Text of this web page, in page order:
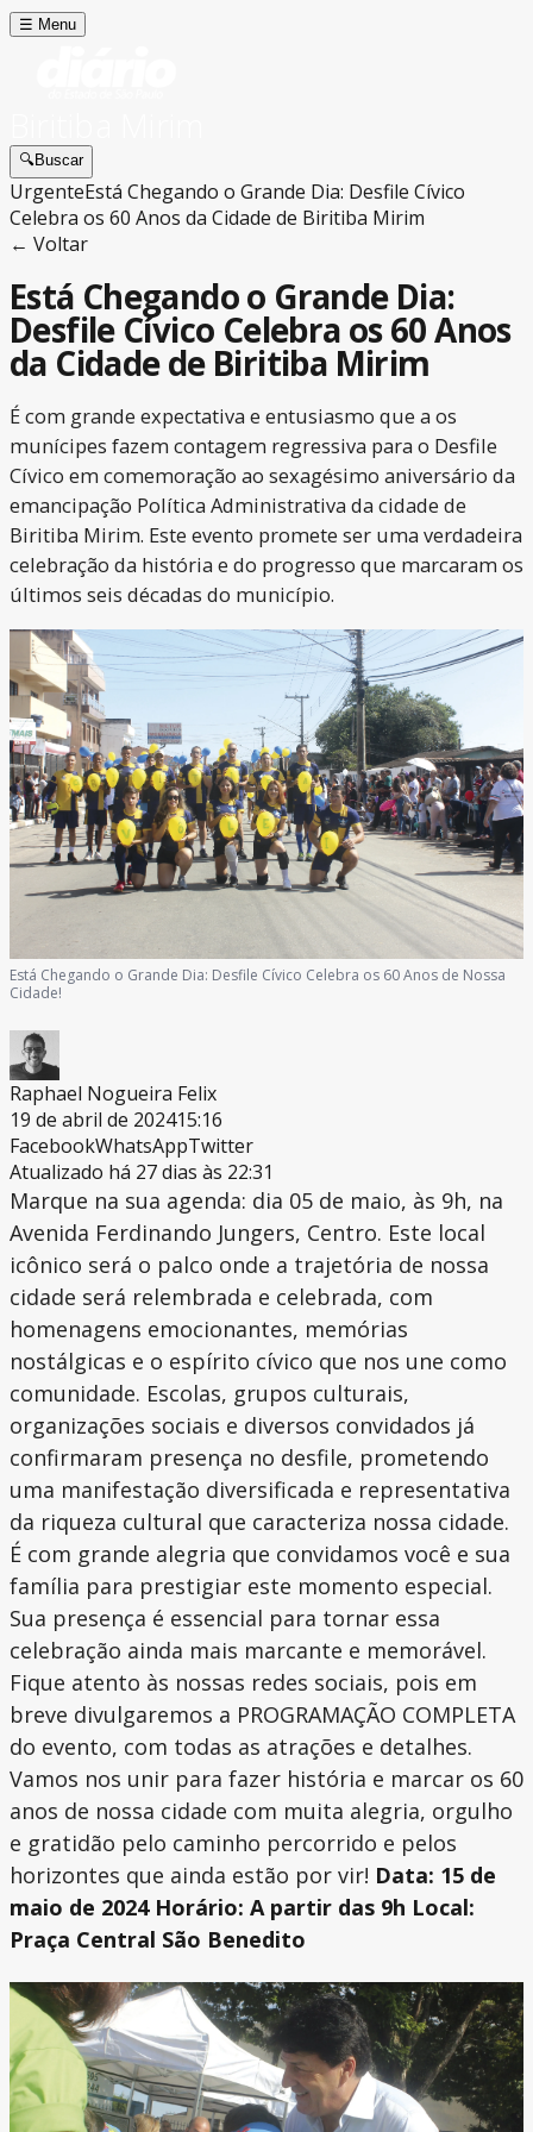
☰ Menu
🔍Buscar
UrgenteEstá Chegando o Grande Dia: Desfile Cívico
Celebra os 60 Anos da Cidade de Biritiba Mirim
← Voltar
Está Chegando o Grande Dia:
Desfile Cívico Celebra os 60 Anos
da Cidade de Biritiba Mirim
É com grande expectativa e entusiasmo que a os
munícipes fazem contagem regressiva para o Desfile
Cívico em comemoração ao sexagésimo aniversário da
emancipação Política Administrativa da cidade de
Biritiba Mirim. Este evento promete ser uma verdadeira
celebração da história e do progresso que marcaram os
últimos seis décadas do município.
Está Chegando o Grande Dia: Desfile Cívico Celebra os 60 Anos de Nossa
Cidade!
Raphael Nogueira Felix
19 de abril de 202415:16
FacebookWhatsAppTwitter
Atualizado há 27 dias às 22:31
Marque na sua agenda: dia 05 de maio, às 9h, na
Avenida Ferdinando Jungers, Centro. Este local
icônico será o palco onde a trajetória de nossa
cidade será relembrada e celebrada, com
homenagens emocionantes, memórias
nostálgicas e o espírito cívico que nos une como
comunidade. Escolas, grupos culturais,
organizações sociais e diversos convidados já
confirmaram presença no desfile, prometendo
uma manifestação diversificada e representativa
da riqueza cultural que caracteriza nossa cidade.
É com grande alegria que convidamos você e sua
família para prestigiar este momento especial.
Sua presença é essencial para tornar essa
celebração ainda mais marcante e memorável.
Fique atento às nossas redes sociais, pois em
breve divulgaremos a PROGRAMAÇÃO COMPLETA
do evento, com todas as atrações e detalhes.
Vamos nos unir para fazer história e marcar os 60
anos de nossa cidade com muita alegria, orgulho
e gratidão pelo caminho percorrido e pelos
horizontes que ainda estão por vir! Data: 15 de
maio de 2024 Horário: A partir das 9h Local:
Praça Central São Benedito